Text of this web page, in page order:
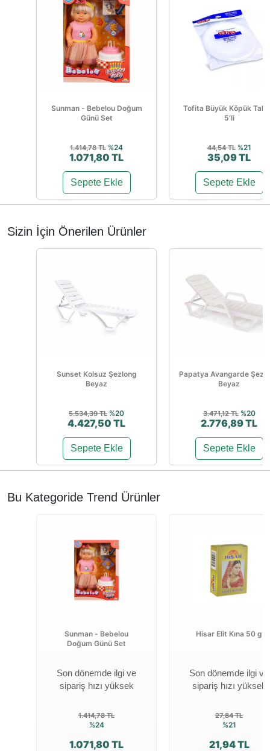
Sunman - Bebelou Doğum
Günü Set
1.414,78 TL %24
1.071,80 TL
Sepete Ekle
Tofita Büyük Köpük
5’li
44,54 TL %21
35,09 TL
Sepete Ekle
Sizin İçin Önerilen Ürünler
Sunset Kolsuz Şezlong
Beyaz
5.534,39 TL %20
4.427,50 TL
Sepete Ekle
Papatya Avangarde
Beyaz
3.471,12 TL %20
2.776,89 TL
Sepete Ekle
Bu Kategoride Trend Ürünler
Sunman - Bebelou
Doğum Günü Set
Son dönemde ilgi ve
sipariş hızı yüksek
1.414,78 TL
%24
1.071,80 TL
Hisar Elit Kına 50 g
Son dönemde ilgi ve
sipariş hızı yüksek
27,84 TL
%21
21,94 TL